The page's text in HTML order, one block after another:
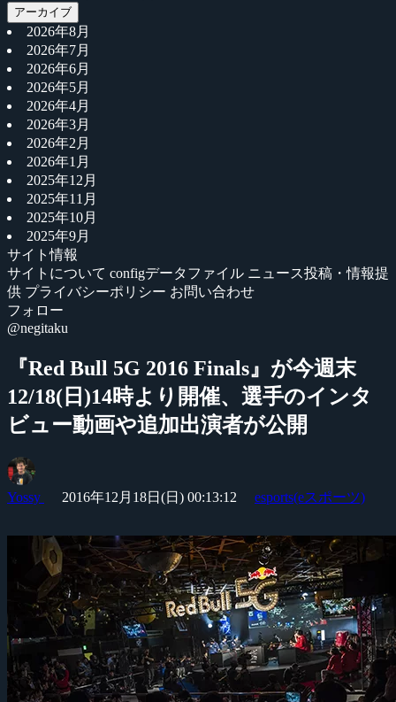
アーカイブ
2026年8月
2026年7月
2026年6月
2026年5月
2026年4月
2026年3月
2026年2月
2026年1月
2025年12月
2025年11月
2025年10月
2025年9月
サイト情報
サイトについて configデータファイル ニュース投稿・情報提
供 プライバシーポリシー お問い合わせ
フォロー
@negitaku
『Red Bull 5G 2016 Finals』が今週末
12/18(日)14時より開催、選手のインタ
ビュー動画や追加出演者が公開
Yossy 2016年12月18日(日) 00:13:12 esports(eスポーツ)